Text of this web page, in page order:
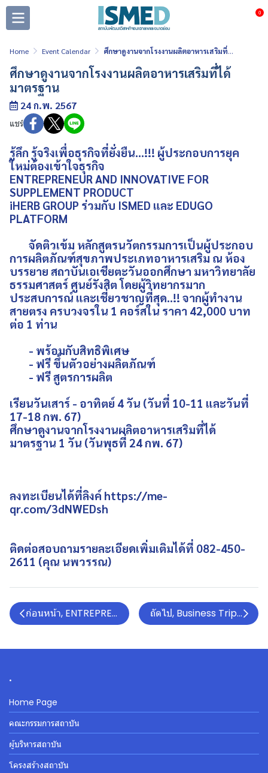
0
Home Event Calendar ศึกษาดูงานจากโรงงานผลิตอาหารเสริมที่ได้มาตรฐาน
ศึกษาดูงานจากโรงงานผลิตอาหารเสริมที่ได้
มาตรฐาน
24 ก.พ. 2567
แชร์
รู้ลึก รู้จริงเพื่อธุรกิจที่ยั่งยืน...!!! ผู้ประกอบการยุค
ใหม่ต้องเข้าใจธุรกิจ
ENTREPRENEUR AND INNOVATIVE FOR
SUPPLEMENT PRODUCT
iHERB GROUP ร่วมกับ ISMED และ EDUGO
PLATFORM
จัดติวเข้ม หลักสูตรนวัตกรรมการเป็นผู้ประกอบ
การผลิตภัณฑ์สุขภาพประเภทอาหารเสริม ณ ห้อง
บรรยาย สถาบันเอเชียตะวันออกศึกษา มหาวิทยาลัย
ธรรมศาสตร์ ศูนย์รังสิต โดยผู้วิทยากรมาก
ประสบการณ์ และเชี่ยวชาญที่สุด..!! จากผู้ทำงาน
สายตรง ครบวงจรใน 1 คอร์สใน ราคา 42,000 บาท
ต่อ 1 ท่าน
- พร้อมกับสิทธิพิเศษ
- ฟรี ขึ้นตัวอย่างผลิตภัณฑ์
- ฟรี สูตรการผลิต
เรียนวันเสาร์ - อาทิตย์ 4 วัน (วันที่ 10-11 และวันที่
17-18 กพ. 67)
ศึกษาดูงานจากโรงงานผลิตอาหารเสริมที่ได้
มาตรฐาน 1 วัน (วันพุธที่ 24 กพ. 67)
ลงทะเบียนได้ที่ลิงค์ https://me-
qr.com/3dNWEDsh
ติดต่อสอบถามรายละเอียดเพิ่มเติมได้ที่ 082-450-
2611 (คุณ นพวรรณ)
ก่อนหน้า, ENTREPRENEUR AND INNOVATIVE FOR
ถัดไป, Business Trip in
.
Home Page
คณะกรรมการสถาบัน
ผู้บริหารสถาบัน
โครงสร้างสถาบัน